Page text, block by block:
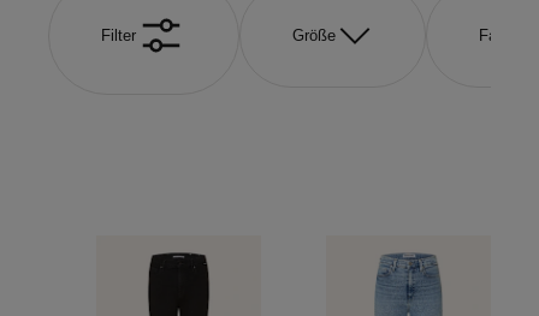
Filter Größe Farbe